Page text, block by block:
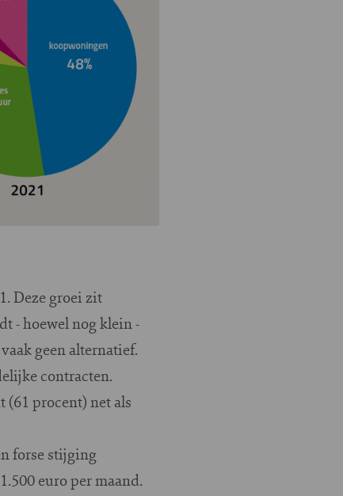
Deze groei zit
- hoewel nog klein -
geen alternatief.
contracten.
procent) net als
forse stijging
euro per maand.